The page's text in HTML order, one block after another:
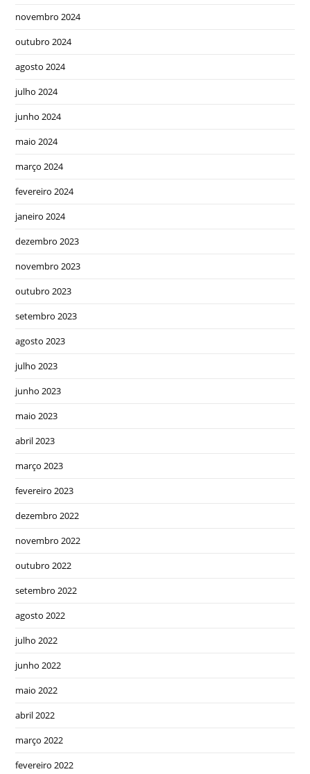
novembro 2024
outubro 2024
agosto 2024
julho 2024
junho 2024
maio 2024
março 2024
fevereiro 2024
janeiro 2024
dezembro 2023
novembro 2023
outubro 2023
setembro 2023
agosto 2023
julho 2023
junho 2023
maio 2023
abril 2023
março 2023
fevereiro 2023
dezembro 2022
novembro 2022
outubro 2022
setembro 2022
agosto 2022
julho 2022
junho 2022
maio 2022
abril 2022
março 2022
fevereiro 2022